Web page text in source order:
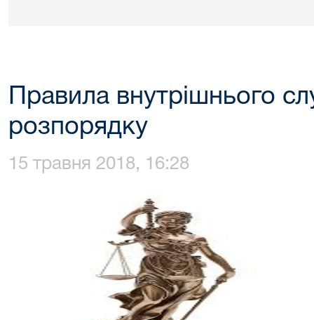
Правила внутрішнього
розпорядку
15 травня 2018, 16:28